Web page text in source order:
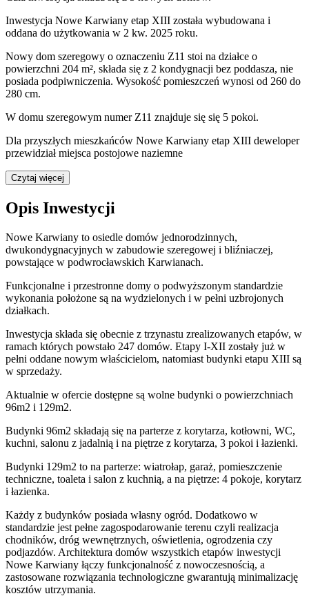
Inwestycja Nowe Karwiany etap XIII została wybudowana i
oddana do użytkowania w 2 kw. 2025 roku.
Nowy dom szeregowy o oznaczeniu Z11 stoi na działce o
powierzchni 204 m², składa się z 2 kondygnacji bez poddasza, nie
posiada podpiwniczenia. Wysokość pomieszczeń wynosi od 260 do
280 cm.
W domu szeregowym numer Z11 znajduje się się 5 pokoi.
Dla przyszłych mieszkańców Nowe Karwiany etap XIII deweloper
przewidziałmiejsca postojowe naziemne
Czytaj więcej
Opis Inwestycji
Nowe Karwiany to osiedle domów jednorodzinnych,
dwukondygnacyjnych w zabudowie szeregowej i bliźniaczej,
powstające w podwrocławskich Karwianach.
Funkcjonalne i przestronne domy o podwyższonym standardzie
wykonania położone są na wydzielonych i w pełni uzbrojonych
działkach.
Inwestycja składa się obecnie z trzynastu zrealizowanych etapów, w
ramach których powstało 247 domów. Etapy I-XII zostały już w
pełni oddane nowym właścicielom, natomiast budynki etapu XIII są
w sprzedaży.
Aktualnie w ofercie dostępne są wolne budynki o powierzchniach
96m2 i 129m2.
Budynki 96m2 składają się na parterze z korytarza, kotłowni, WC,
kuchni, salonu z jadalnią i na piętrze z korytarza, 3 pokoi i łazienki.
Budynki 129m2 to na parterze: wiatrołap, garaż, pomieszczenie
techniczne, toaleta i salon z kuchnią, a na piętrze: 4 pokoje, korytarz
i łazienka.
Każdy z budynków posiada własny ogród. Dodatkowo w
standardzie jest pełne zagospodarowanie terenu czyli realizacja
chodników, dróg wewnętrznych, oświetlenia, ogrodzenia czy
podjazdów. Architektura domów wszystkich etapów inwestycji
Nowe Karwiany łączy funkcjonalność z nowoczesnością, a
zastosowane rozwiązania technologiczne gwarantują minimalizację
kosztów utrzymania.